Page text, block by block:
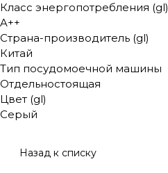
Класс энергопотребления (gl)
A++
Страна-производитель (gl)
Китай
Тип посудомоечной машины
Отдельностоящая
Цвет (gl)
Серый
Назад к списку